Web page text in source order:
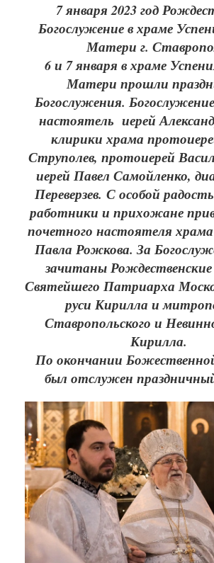
7 января 2023 год
Богослужение в храме
Матери г.
6 и 7 января в храме
Матери прошли
Богослужения.
настоятель иерей
клирики храма
Струполев, протоиерей
иерей Павел Самойленко,
Переверзев. С особой
работники и прихожане
почетного настоятеля
Павла Рожкова. За
зачитаны
Святейшего Патриарха
руси Кирилла и
Ставропольского и
Кирилла.
По окончании
был отслужен